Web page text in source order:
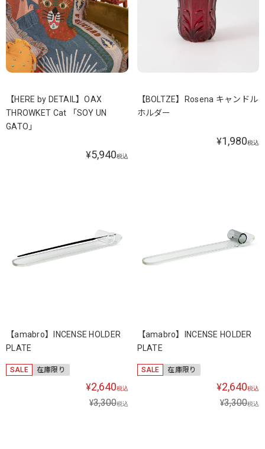
【HERE by DETAIL】OAX
THROWKET Cat 「SOY UN
GATO」
¥5,940税込
【BOLTZE】Rosena キャンドル
ホルダー
¥1,980税込
【amabro】INCENSE HOLDER
PLATE
SALE 在庫限り
¥2,640税込
¥3,300税込
【amabro】INCENSE HOLDER
PLATE
SALE 在庫限り
¥2,640税込
¥3,300税込